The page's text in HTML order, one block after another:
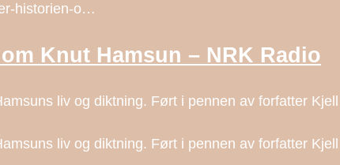
historien-o…
Knut Hamsun – NRK Radio
liv og diktning. Ført i pennen av forfatter
liv og diktning. Ført i pennen av forfatter